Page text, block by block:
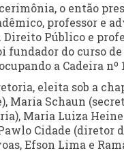
o então
professor e
Público e
fundador do curso
a Cadeira nº
eleita sob a
Maria Schaun
Maria Luiza
Cidade (diretor
Efson Lima e